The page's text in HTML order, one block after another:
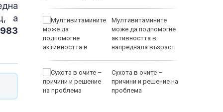
а
да
децата
Мултивитамините
може да подпомогне
активността в
напреднала възраст
Сухота в очите –
причини и решение на
проблема